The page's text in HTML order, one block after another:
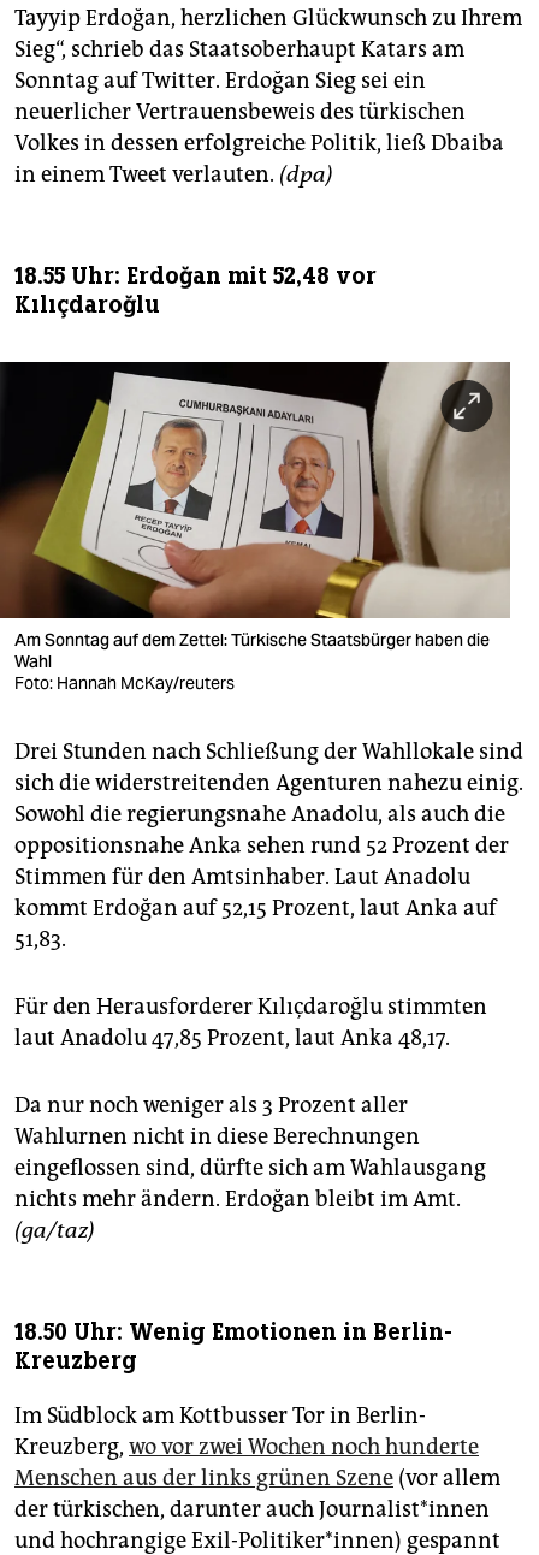
Tayyip Erdoğan, herzlichen Glückwunsch zu Ihrem
Sieg“, schrieb das Staatsoberhaupt Katars am
Sonntag auf Twitter. Erdoğan Sieg sei ein
neuerlicher Vertrauensbeweis des türkischen
Volkes in dessen erfolgreiche Politik, ließ Dbaiba
in einem Tweet verlauten. (dpa)
18.55 Uhr: Erdoğan mit 52,48 vor
Kılıçdaroğlu
Am Sonntag auf dem Zettel: Türkische Staatsbürger haben die
Wahl
Foto: Hannah McKay/reuters
Drei Stunden nach Schließung der Wahllokale sind
sich die widerstreitenden Agenturen nahezu einig.
Sowohl die regierungsnahe Anadolu, als auch die
oppositionsnahe Anka sehen rund 52 Prozent der
Stimmen für den Amtsinhaber. Laut Anadolu
kommt Erdoğan auf 52,15 Prozent, laut Anka auf
51,83.
Für den Herausforderer Kılıçdaroğlu stimmten
laut Anadolu 47,85 Prozent, laut Anka 48,17.
Da nur noch weniger als 3 Prozent aller
Wahlurnen nicht in diese Berechnungen
eingeflossen sind, dürfte sich am Wahlausgang
nichts mehr ändern. Erdoğan bleibt im Amt.
(ga/taz)
18.50 Uhr: Wenig Emotionen in Berlin-
Kreuzberg
Im Südblock am Kottbusser Tor in Berlin-
Kreuzberg, wo vor zwei Wochen noch hunderte
Menschen aus der links grünen Szene (vor allem
der türkischen, darunter auch Jour­na­lis­t*in­nen
und hochrangige Exil-Politiker*innen) gespannt